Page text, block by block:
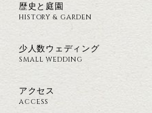
歴史と庭園
HISTORY & GARDEN
少人数ウェディング
SMALL WEDDING
アクセス
ACCESS